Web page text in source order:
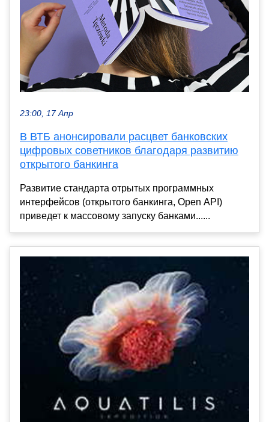
23:00, 17 Апр
В ВТБ анонсировали расцвет банковских
цифровых советников благодаря развитию
открытого банкинга
Развитие стандарта отрытых программных
интерфейсов (открытого банкинга, Open API)
приведет к массовому запуску банками......